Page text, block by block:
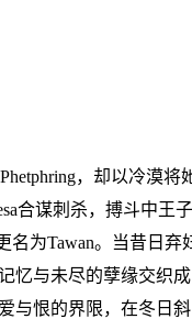
，却以冷漠将
合谋刺杀，搏斗中王子
名为Tawan。当昔日弃
忆与未尽的孽缘交织成
与恨的界限，在冬日斜